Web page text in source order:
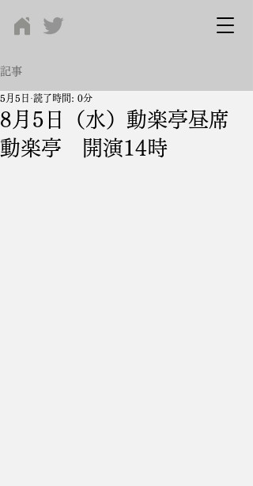
記事
8月5日（水）動楽亭昼席
動楽亭 開演14時
5月5日 読了時間: 0分